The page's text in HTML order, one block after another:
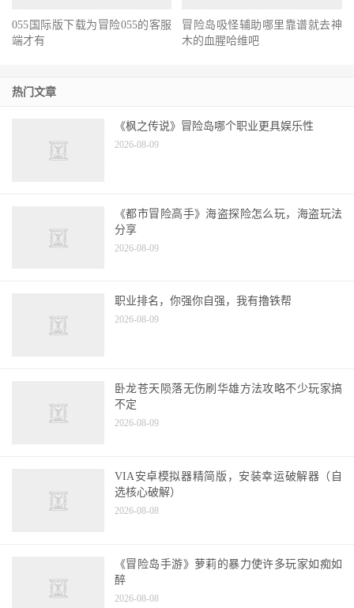
055国际版下载为冒险055的客服
端才有
冒险岛吸怪辅助哪里靠谱就去神
木的血腥哈维吧
热门文章
《枫之传说》冒险岛哪个职业更具娱乐性
2026-08-09
《都市冒险高手》海盗探险怎么玩，海盗玩法
分享
2026-08-09
职业排名，你强你自强，我有撸铁帮
2026-08-09
卧龙苍天陨落无伤刷华雄方法攻略不少玩家搞
不定
2026-08-09
VIA安卓模拟器精简版，安装幸运破解器（自
选核心破解）
2026-08-08
《冒险岛手游》萝莉的暴力使许多玩家如痴如
醉
2026-08-08